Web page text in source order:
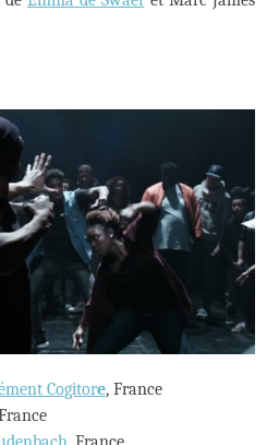
Cogitore, France